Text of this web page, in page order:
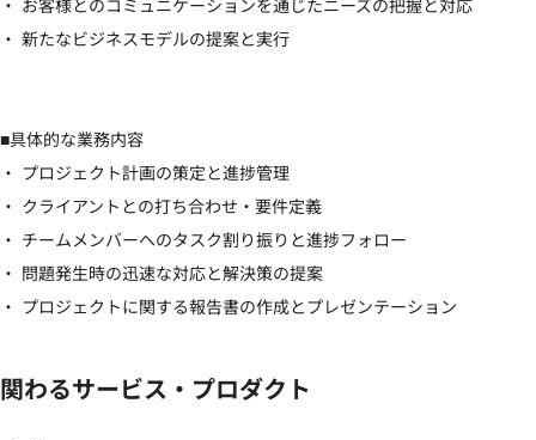
・ お客様とのコミュニケーションを通じたニーズの把握と対応
・ 新たなビジネスモデルの提案と実行
■具体的な業務内容
・ プロジェクト計画の策定と進捗管理
・ クライアントとの打ち合わせ・要件定義
・ チームメンバーへのタスク割り振りと進捗フォロー
・ 問題発生時の迅速な対応と解決策の提案
・ プロジェクトに関する報告書の作成とプレゼンテーション
関わるサービス・プロダクト